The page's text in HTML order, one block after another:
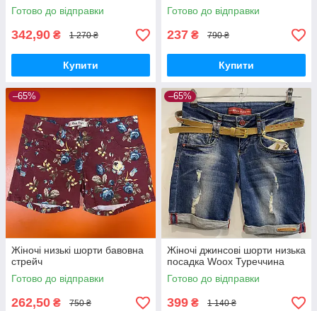
Готово до відправки
342,90 ₴ 1 270 ₴
Купити
Готово до відправки
237 ₴ 790 ₴
Купити
–65%
Жіночі низькі шорти бавовна
стрейч
Готово до відправки
262,50 ₴ 750 ₴
–65%
Жіночі джинсові шорти низька
посадка Woox Туреччина
Готово до відправки
399 ₴ 1 140 ₴